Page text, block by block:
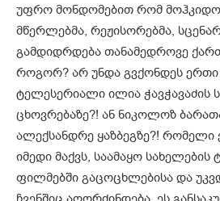
უფრო მონდომებით რომ
მწერლებმა, რეჟისორებმა,
გამდიდრდება თანამედროვე
როგორ? არ უნდა გვქონდეს ერთი
ტელესერიალი ილია ჭავჭავაძის
ცხოვრებაზე?! ან ნიკოლოზ
ალექსანდრე ყაზბეგზე?! რომელი
იმედი მაქვს, საამაყო სახელების
ფილმებში გაცოცხლებისა და